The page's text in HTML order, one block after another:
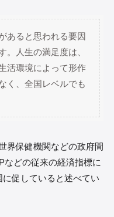
あると思われる要因
。人生の満足度は、
活環境によって形作
く、全国レベルでも
界保健機関などの政府間
などの従来の経済指標に
促していると述べてい